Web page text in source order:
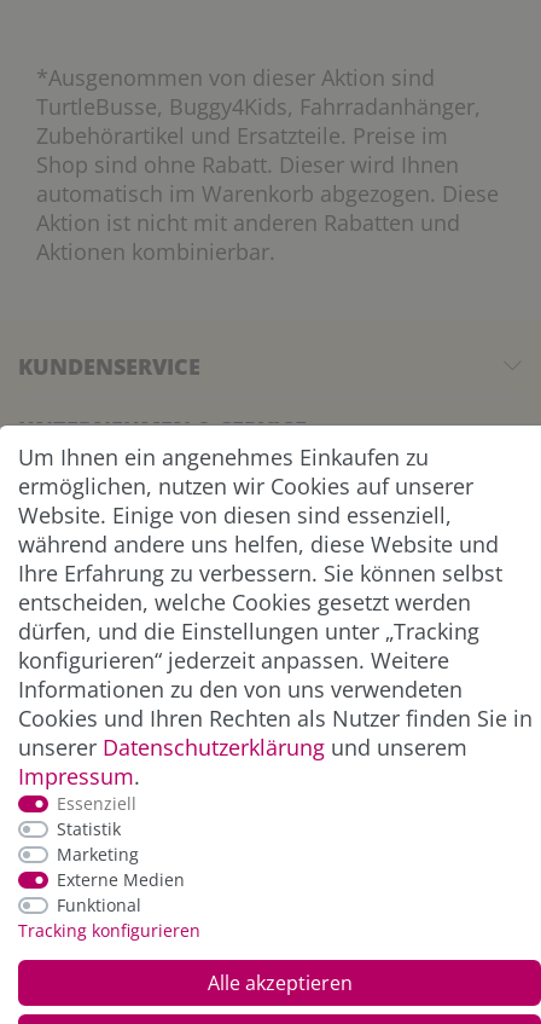
*Ausgenommen von dieser Aktion sind
TurtleBusse, Buggy4Kids, Fahrradanhänger,
Zubehörartikel und Ersatzteile. Preise im
Shop sind ohne Rabatt. Dieser wird Ihnen
automatisch im Warenkorb abgezogen. Diese
Aktion ist nicht mit anderen Rabatten und
Aktionen kombinierbar.
KUNDENSERVICE
UNTERNEHMEN & SERVICE
INFORMATION
NEWSLETTER
ZAHLUNG & VERSAND
*Alle Preise inkl. der gesetzl. MwSt. zzgl.
und Versandkosten
Um Ihnen ein angenehmes Einkaufen zu
ermöglichen, nutzen wir Cookies auf unserer
Website. Einige von diesen sind essenziell,
während andere uns helfen, diese Website und
Ihre Erfahrung zu verbessern. Sie können selbst
entscheiden, welche Cookies gesetzt werden
dürfen, und die Einstellungen unter „Tracking
konfigurieren“ jederzeit anpassen. Weitere
Informationen zu den von uns verwendeten
Cookies und Ihren Rechten als Nutzer finden Sie in
unserer Daten­schutz­erklärung und unserem
Impressum.
Essenziell
Statistik
Marketing
Externe Medien
Funktional
Tracking konfigurieren
Alle akzeptieren
© Copyright 2026 Alle Rechte vorbehalten. |